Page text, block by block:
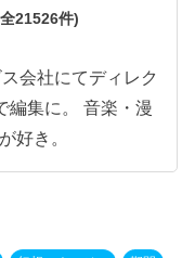
21526件)
会社にてディレク
編集に。 音楽・漫
好き。